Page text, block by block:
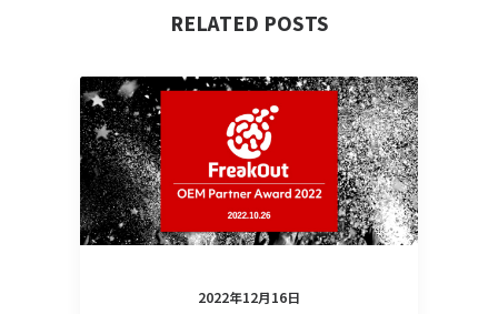
RELATED POSTS
2022年12月16日